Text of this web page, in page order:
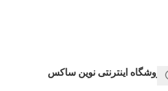
فروشگاه اینترنتی نوین ساکس